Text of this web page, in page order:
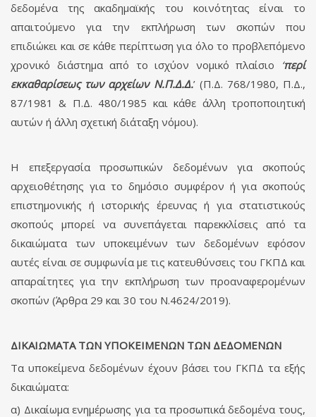
δεδομένα της ακαδημαϊκής του κοινότητας είναι το
απαιτούμενο για την εκπλήρωση των σκοπών που
επιδιώκει και σε κάθε περίπτωση για όλο το προβλεπόμενο
χρονικό διάστημα από το ισχύον νομικό πλαίσιο ‘περί
εκκαθαρίσεως των αρχείων Ν.Π.Δ.Δ.’ (Π.Δ. 768/1980, Π.Δ.,
87/1981 & Π.Δ. 480/1985 και κάθε άλλη τροποποιητική
αυτών ή άλλη σχετική διάταξη νόμου).
Η επεξεργασία προσωπικών δεδομένων για σκοπούς
αρχειοθέτησης για το δημόσιο συμφέρον ή για σκοπούς
επιστημονικής ή ιστορικής έρευνας ή για στατιστικούς
σκοπούς μπορεί να συνεπάγεται παρεκκλίσεις από τα
δικαιώματα των υποκειμένων των δεδομένων εφόσον
αυτές είναι σε συμφωνία με τις κατευθύνσεις του ΓΚΠΔ και
απαραίτητες για την εκπλήρωση των προαναφερομένων
σκοπών (Άρθρα 29 και 30 του Ν.4624/2019).
ΔΙΚΑΙΩΜΑΤΑ ΤΩΝ ΥΠΟΚΕΙΜΕΝΩΝ ΤΩΝ ΔΕΔΟΜΕΝΩΝ
Τα υποκείμενα δεδομένων έχουν βάσει του ΓΚΠΔ τα εξής
δικαιώματα:
α) Δικαίωμα ενημέρωσης για τα προσωπικά δεδομένα τους,